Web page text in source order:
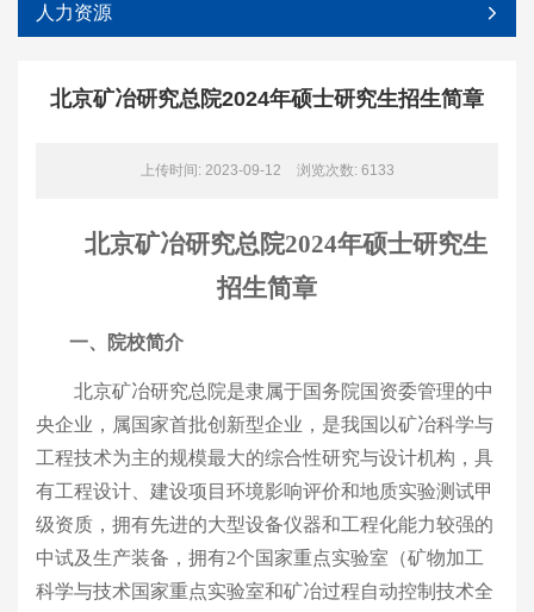
人力资源
北京矿冶研究总院2024年硕士研究生招生简章
上传时间: 2023-09-12 浏览次数: 6133
北京矿冶研究总院2024年硕士研究生
招生简章
一、 院校简介
北京矿冶研究总院是隶属于国务院国资委管理的中
央企业，属国家首批创新型企业，是我国以矿冶科学与
工程技术为主的规模最大的综合性研究与设计机构，具
有工程设计、建设项目环境影响评价和地质实验测试甲
级资质，拥有先进的大型设备仪器和工程化能力较强的
中试及生产装备，拥有2个国家重点实验室（矿物加工
科学与技术国家重点实验室和矿冶过程自动控制技术全